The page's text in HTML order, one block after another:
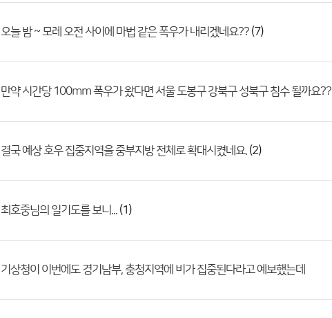
오늘 밤 ~ 모레 오전 사이에 마법 같은 폭우가 내리겠네요?? (7)
만약 시간당 100mm 폭우가 왔다면 서울 도봉구 강북구 성북구 침수 될까요??
결국 예상 호우 집중지역을 중부지방 전체로 확대시켰네요. (2)
최호중님의 일기도를 보니... (1)
기상청이 이번에도 경기남부, 충청지역에 비가 집중된다라고 예보했는데